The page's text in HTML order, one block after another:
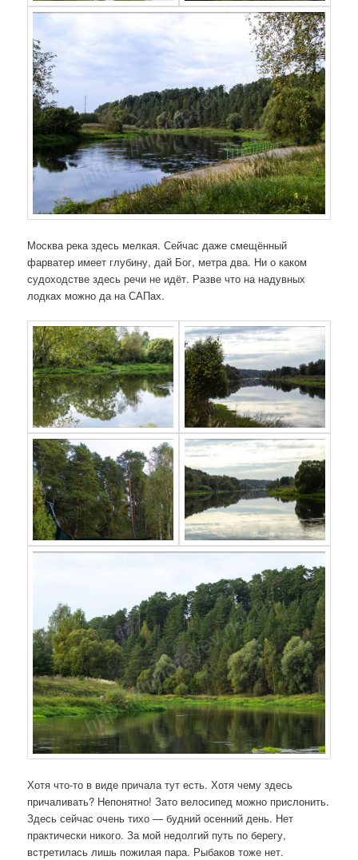
Москва река здесь мелкая. Сейчас даже смещённый
фарватер имеет глубину, дай Бог, метра два. Ни о каком
судоходстве здесь речи не идёт. Разве что на надувных
лодках можно да на САПах.
Хотя что-то в виде причала тут есть. Хотя чему здесь
причаливать? Непонятно! Зато велосипед можно прислонить.
Здесь сейчас очень тихо — будний осенний день. Нет
практически никого. За мой недолгий путь по берегу,
встретилась лишь пожилая пара. Рыбаков тоже нет.